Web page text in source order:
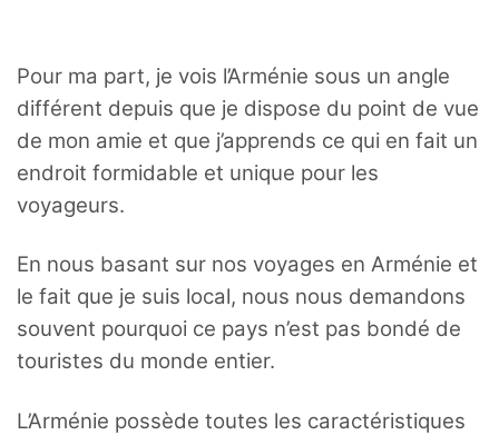
Pour ma part, je vois l’Arménie sous un angle
différent depuis que je dispose du point de vue
de mon amie et que j’apprends ce qui en fait un
endroit formidable et unique pour les
voyageurs.
En nous basant sur nos voyages en Arménie et
le fait que je suis local, nous nous demandons
souvent pourquoi ce pays n’est pas bondé de
touristes du monde entier.
L’Arménie possède toutes les caractéristiques